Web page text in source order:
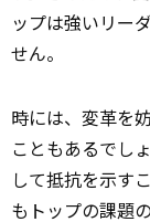
ップは強いリー
せん。
時には、変革を
こともあるでし
して抵抗を示す
もトップの課題